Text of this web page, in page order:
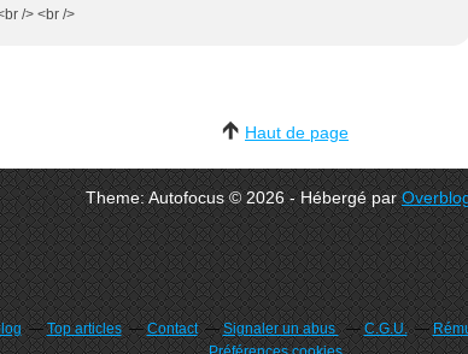
/> <br />
Haut de page
Theme: Autofocus © 2026 - Hébergé par
Top articles Contact Signaler un abus C.G.U.